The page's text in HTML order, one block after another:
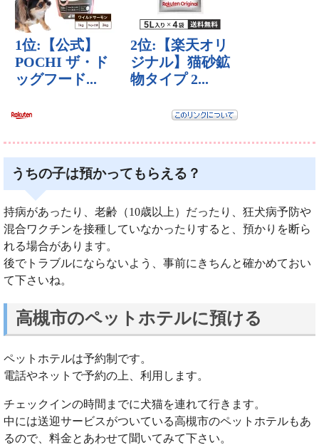
うちの子は預かってもらえる？
持病があったり、老齢（10歳以上）だったり、狂犬病予防や
混合ワクチンを接種していなかったりすると、預かりを断ら
れる場合があります。
後でトラブルにならないよう、事前にきちんと確かめておい
て下さいね。
高槻市のペットホテルに預ける
ペットホテルは予約制です。
電話やネットで予約の上、利用します。
チェックインの時間までに犬猫を連れて行きます。
中には送迎サービスがついている高槻市のペットホテルもあ
るので、料金とあわせて聞いてみて下さい。